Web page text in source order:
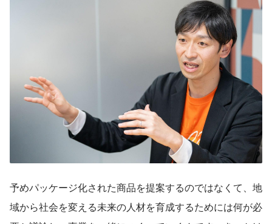
予めパッケージ化された商品を提案するのではなくて、地
域から社会を変える未来の人材を育成するためには何が必